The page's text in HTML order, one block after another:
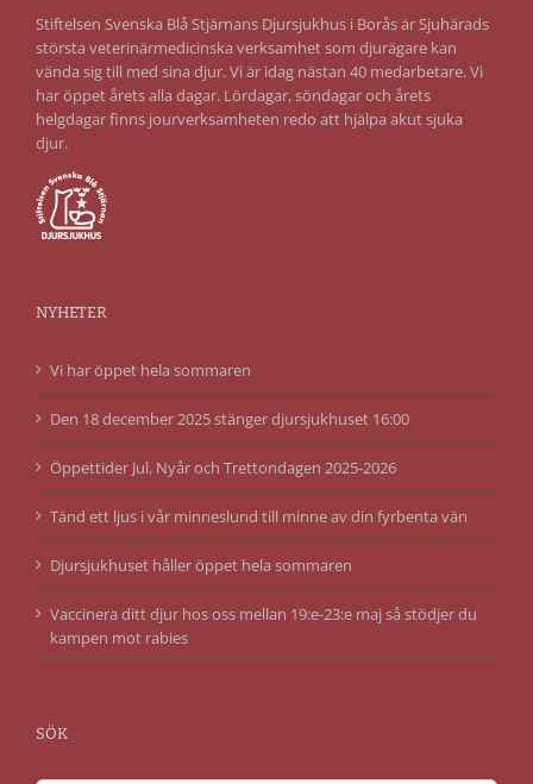
Stiftelsen Svenska Blå Stjärnans Djursjukhus i Borås är Sjuhärads
största veterinärmedicinska verksamhet som djurägare kan
vända sig till med sina djur. Vi är idag nästan 40 medarbetare. Vi
har öppet årets alla dagar. Lördagar, söndagar och årets
helgdagar finns jourverksamheten redo att hjälpa akut sjuka
djur.
NYHETER
Vi har öppet hela sommaren
Den 18 december 2025 stänger djursjukhuset 16:00
Öppettider Jul, Nyår och Trettondagen 2025-2026
Tänd ett ljus i vår minneslund till minne av din fyrbenta vän
Djursjukhuset håller öppet hela sommaren
Vaccinera ditt djur hos oss mellan 19:e-23:e maj så stödjer du
kampen mot rabies
SÖK